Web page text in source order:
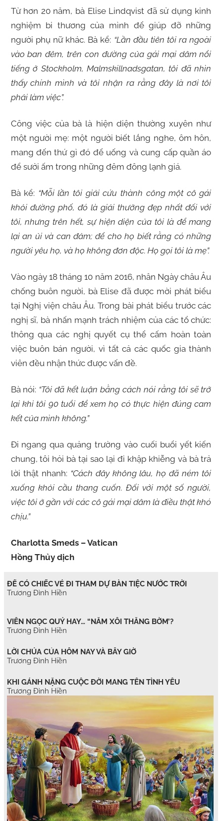
Từ hơn 20 năm, bà Elise Lindqvist đã sử dụng kinh
nghiệm bi thương của mình để giúp đỡ những
người phụ nữ khác. Bà kể: “Lần đầu tiên tôi ra ngoài
vào ban đêm, trên con đường của gái mại dâm nổi
tiếng ở Stockholm, Malmskillnadsgatan, tôi đã nhìn
thấy chính mình và tôi nhận ra rằng đây là nơi tôi
phải làm việc”.
Công việc của bà là hiện diện thường xuyên như
một người mẹ: một người biết lắng nghe, ôm hôn,
mang đến thứ gì đó để uống và cung cấp quần áo
để sưởi ấm trong những đêm đông lạnh giá.
Bà kể: “Mỗi lần tôi giải cứu thành công một cô gái
khỏi đường phố, đó là giải thưởng đẹp nhất đối với
tôi, nhưng trên hết, sự hiện diện của tôi là để mang
lại an ủi và can đảm; để cho họ biết rằng có những
người yêu họ, và họ không đơn độc. Họ gọi tôi là mẹ”.
Vào ngày 18 tháng 10 năm 2016, nhân Ngày châu Âu
chống buôn người, bà Elise đã được mời phát biểu
tại Nghị viện châu Âu. Trong bài phát biểu trước các
nghị sĩ, bà nhấn mạnh trách nhiệm của các tổ chức:
thông qua các nghị quyết cụ thể cấm hoàn toàn
việc buôn bán người, vì tất cả các quốc gia thành
viên đều nhận thức được vấn đề.
Bà nói: “Tôi đã kết luận bằng cách nói rằng tôi sẽ trở
lại khi tôi 90 tuổi để xem họ có thực hiện đúng cam
kết của mình không.”
Đi ngang qua quảng trường vào cuối buổi yết kiến
chung, tôi hỏi bà tại sao lại đi khập khiễng và bà trả
lời thật nhanh: “Cách đây không lâu, họ đã ném tôi
xuống khỏi cầu thang cuốn. Đối với một số người,
việc tôi ở gần với các cô gái mại dâm là điều thật khó
chịu.”
Charlotta Smeds – Vatican
Hồng Thủy dịch
ĐỂ CÓ CHIẾC VÉ ĐI THAM DỰ BÀN TIỆC NƯỚC TRỜI
Trương Đình Hiền
VIÊN NGỌC QUÝ HAY… “NẮM XÔI THẰNG BỜM’?
Trương Đình Hiền
LỜI CHÚA CỦA HÔM NAY VÀ BÂY GIỜ
Trương Đình Hiền
KHI GÁNH NẶNG CUỘC ĐỜI MANG TÊN TÌNH YÊU
Trương Đình Hiền